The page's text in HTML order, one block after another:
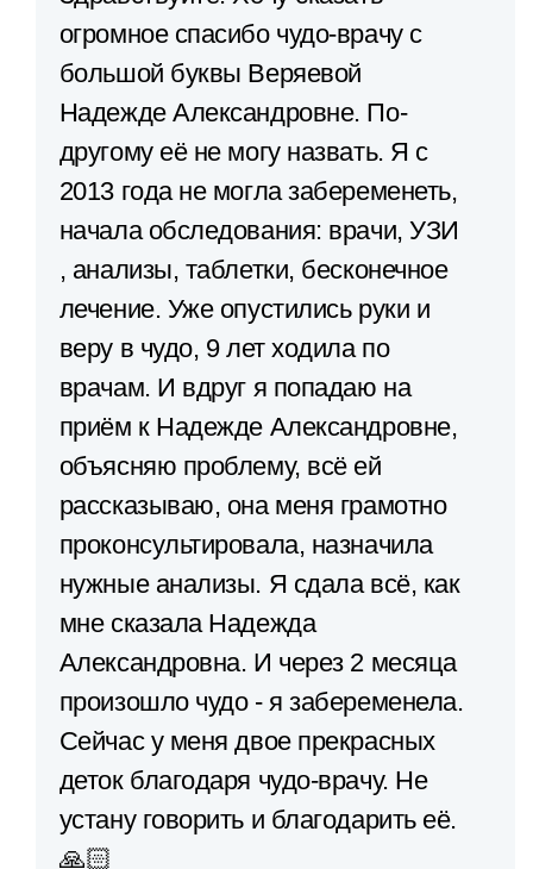
огромное спасибо чудо-врачу с
большой буквы Веряевой
Надежде Александровне. По-
другому её не могу назвать. Я с
2013 года не могла забеременеть,
начала обследования: врачи, УЗИ​
, анализы​, таблетки, бесконечное
лечение. Уже опустились руки и
веру в чудо, 9 лет ходила по
врачам. И вдруг я попадаю на
приём к Надежде Александровне,
объясняю проблему, всё ей
рассказываю, она меня грамотно
проконсультировала, назначила
нужные анализы. Я сдала всё, как
мне сказала Надежда
Александровна. И через 2 месяца
произошло чудо - я забеременела.
Сейчас у меня двое прекрасных
деток благодаря чудо-врачу. Не
устану говорить и благодарить её.
🙏🏻